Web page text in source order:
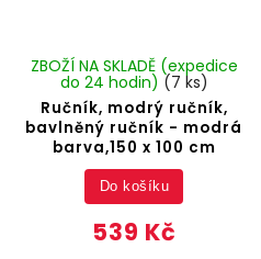
Ručník, modrý ručník,
bavlněný ručník - modrá
barva,150 x 100 cm
ZBOŽÍ NA SKLADĚ (expedice
do 24 hodin) (7 ks)
539 Kč
Do košíku